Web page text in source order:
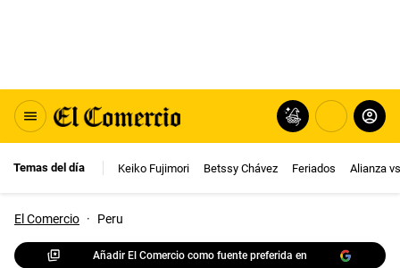
Temas del día Keiko Fujimori Betssy Chávez Feriados Alianza
El Comercio · Peru
Añadir El Comercio como fuente preferida en